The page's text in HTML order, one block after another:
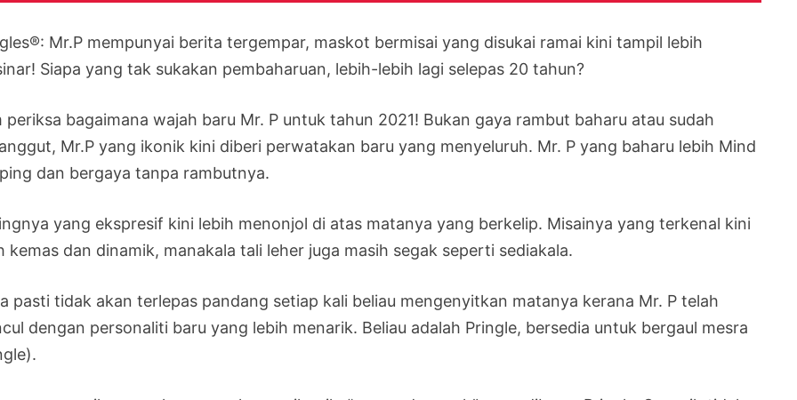
Mr.P mempunyai berita tergempar, maskot bermisai yang disukai ramai kini tampil lebih
Siapa yang tak sukakan pembaharuan, lebih-lebih lagi selepas 20 tahun?
periksa bagaimana wajah baru Mr. P untuk tahun 2021! Bukan gaya rambut baharu atau sudah
Mr.P yang ikonik kini diberi perwatakan baru yang menyeluruh. Mr. P yang baharu lebih Mind
dan bergaya tanpa rambutnya.
yang ekspresif kini lebih menonjol di atas matanya yang berkelip. Misainya yang terkenal kini
kemas dan dinamik, manakala tali leher juga masih segak seperti sediakala.
pasti tidak akan terlepas pandang setiap kali beliau mengenyitkan matanya kerana Mr. P telah
dengan personaliti baru yang lebih menarik. Beliau adalah Pringle, bersedia untuk bergaul mesra